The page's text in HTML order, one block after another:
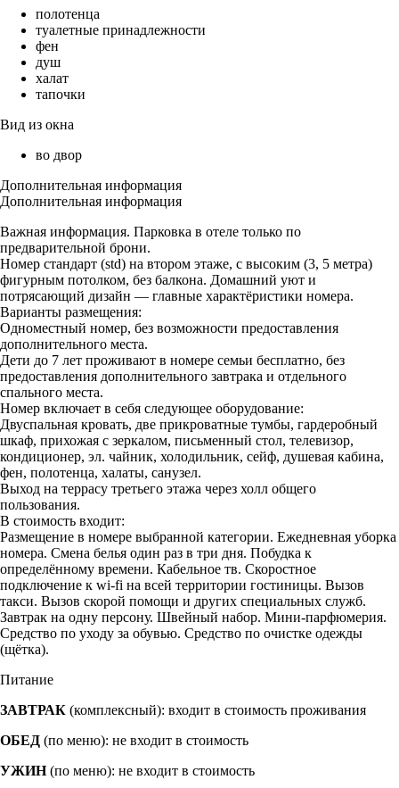
полотенца
туалетные принадлежности
фен
душ
халат
тапочки
Вид из окна
во двор
Дополнительная информация
Дополнительная информация
Важная информация. Парковка в отеле только по
предварительной брони.
Номер стандарт (std) на втором этаже, с высоким (3, 5 метра)
фигурным потолком, без балкона. Домашний уют и
потрясающий дизайн — главные характёристики номера.
Варианты размещения:
Одноместный номер, без возможности предоставления
дополнительного места.
Дети до 7 лет проживают в номере семьи бесплатно, без
предоставления дополнительного завтрака и отдельного
спального места.
Номер включает в себя следующее оборудование:
Двуспальная кровать, две прикроватные тумбы, гардеробный
шкаф, прихожая с зеркалом, письменный стол, телевизор,
кондиционер, эл. чайник, холодильник, сейф, душевая кабина,
фен, полотенца, халаты, санузел.
Выход на террасу третьего этажа через холл общего
пользования.
В стоимость входит:
Размещение в номере выбранной категории. Ежедневная уборка
номера. Смена белья один раз в три дня. Побудка к
определённому времени. Кабельное тв. Скоростное
подключение к wi-fi на всей территории гостиницы. Вызов
такси. Вызов скорой помощи и других специальных служб.
Завтрак на одну персону. Швейный набор. Мини-парфюмерия.
Средство по уходу за обувью. Средство по очистке одежды
(щётка).
Питание
ЗАВТРАК (комплексный): входит в стоимость проживания
ОБЕД (по меню): не входит в стоимость
УЖИН(по меню): не входит в стоимость